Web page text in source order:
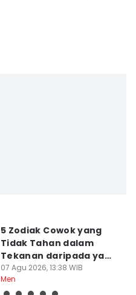
5 Zodiak Cowok yang
Tidak Tahan dalam
Tekanan daripada yang
Lain
07 Agu 2026, 13:38 WIB
Men